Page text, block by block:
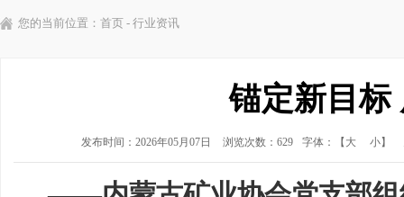
您的当前位置： 首页 - 行业资讯
锚定新目标
发布时间：2026年05月07日 浏览次数：629 字体：【 大 小】